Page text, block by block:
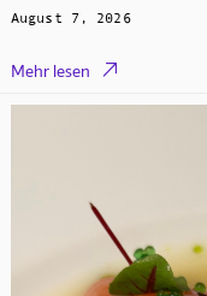
August 7, 2026
Mehr lesen 